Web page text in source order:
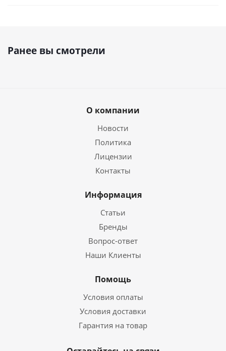
Ранее вы смотрели
О компании
Новости
Политика
Лицензии
Контакты
Информация
Статьи
Бренды
Вопрос-ответ
Наши Клиенты
Помощь
Условия оплаты
Условия доставки
Гарантия на товар